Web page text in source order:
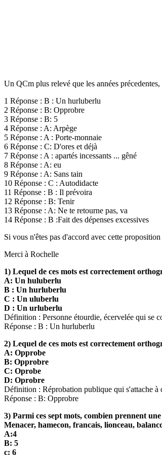
Un QCm plus relevé que les années
1 Réponse : B : Un hurluberlu
2 Réponse : B: Opprobre
3 Réponse : B: 5
4 Réponse : A: Arpège
5 Réponse : A : Porte-monnaie
6 Réponse : C: D'ores et déjà
7 Réponse : A : apartés incessants ... gêné
8 Réponse : A: eu
9 Réponse : A: Sans tain
10 Réponse : C : Autodidacte
11 Réponse : B : Il prévoira
12 Réponse : B: Tenir
13 Réponse : A: Ne te retourne pas, va
14 Réponse : B :Fait des dépenses excessives
Si vous n'êtes pas d'accord avec cette
Merci à Rochelle
1) Lequel de ces mots est correctement
A: Un huluberlu
B : Un hurluberlu
C : Un uluberlu
D : Un urluberlu
Définition : Personne étourdie, écervelée qui se
Réponse : B : Un hurluberlu
2) Lequel de ces mots est correctement
A: Opprobe
B: Opprobre
C: Oprobe
D: Oprobre
Définition : Réprobation publique qui s'attache à
Réponse : B: Opprobre
3) Parmi ces sept mots, combien prennent
Menacer, hamecon, francais, lionceau,
A:4
B: 5
c: 6